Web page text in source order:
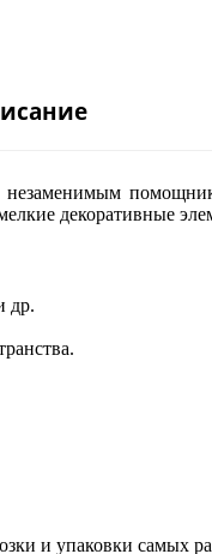
декоративные
др.
и упаковки самых